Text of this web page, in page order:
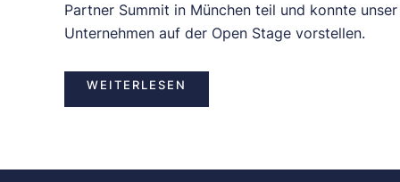
Partner Summit in München teil und konnte unser
Unternehmen auf der Open Stage vorstellen.
WEITERLESEN